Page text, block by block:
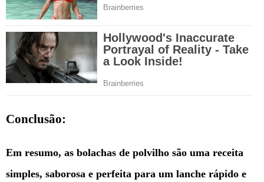
Conclusão:
Em resumo, as bolachas de polvilho são uma receita
simples, saborosa e perfeita para um lanche rápido e